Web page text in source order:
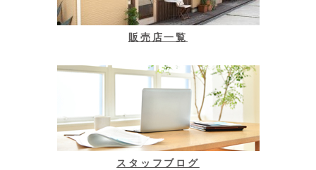
販売店一覧
スタッフブログ